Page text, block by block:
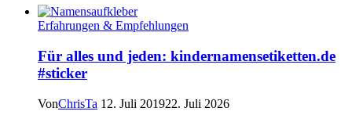
Erfahrungen & Empfehlungen
Für alles und jeden: kindernamensetiketten.de
#sticker
VonChrisTa 12. Juli 201922. Juli 2026